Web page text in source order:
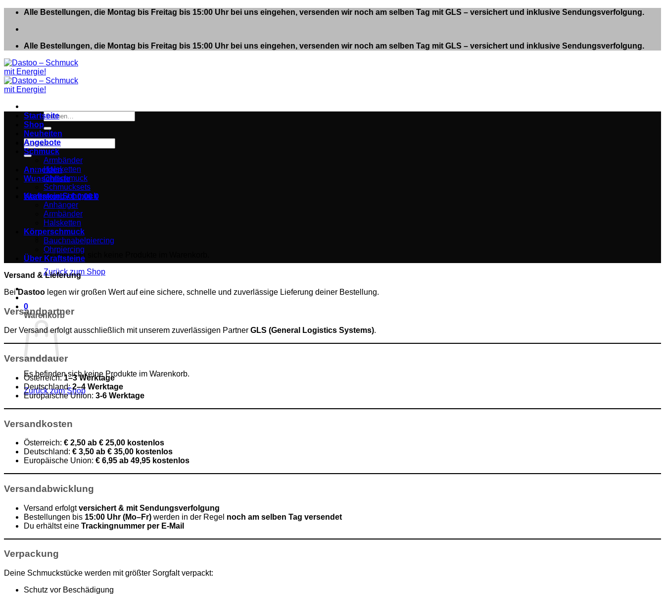
Zum
springen
Alle Bestellungen, die Montag bis Freitag bis 15:00 Uhr bei uns eingehen, versenden wir noch am selben Tag mit GLS – versichert und inklusive Sendungsverfolgung.
Alle Bestellungen, die Montag bis Freitag bis 15:00 Uhr bei uns eingehen, versenden wir noch am selben Tag mit GLS – versichert und inklusive Sendungsverfolgung.
Suchen
nach:
Suchen
nach:
Anmelden
Wunschliste
Warenkorb /€0,00 0
Es befinden sich keine Produkte im Warenkorb.
Zurück zum Shop
0
Warenkorb
Es befinden sich keine Produkte im Warenkorb.
Zurück zum Shop
Startseite
Shop
Neuheiten
Angebote
Schmuck
Armbänder
Halsketten
Ohrschmuck
Schmucksets
Kraftstein Schmuck
Anhänger
Armbänder
Halsketten
Körperschmuck
Bauchnabelpiercing
Ohrpiercing
Über Kraftsteine
Versand & Lieferung
BeiDastoo legen wir großen Wert auf eine sichere, schnelle und zuverlässige Lieferung deiner Bestellung.
Versandpartner
Der Versand erfolgt ausschließlich mit unserem zuverlässigen Partner GLS (General Logistics Systems).
Versanddauer
Österreich:1–3 Werktage
Deutschland:2–4 Werktage
Europäische Union: 3-6 Werktage
Versandkosten
Österreich: € 2,50 ab € 25,00 kostenlos
Deutschland: € 3,50 ab € 35,00 kostenlos
Europäische Union: € 6,95 ab 49,95 kostenlos
Versandabwicklung
Versand erfolgtversichert & mit Sendungsverfolgung
Bestellungen bis 15:00 Uhr (Mo–Fr) werden in der Regel noch am selben Tag versendet
Du erhältst eine Trackingnummer per E-Mail
Verpackung
Deine Schmuckstücke werden mit größter Sorgfalt verpackt:
Schutz vor Beschädigung